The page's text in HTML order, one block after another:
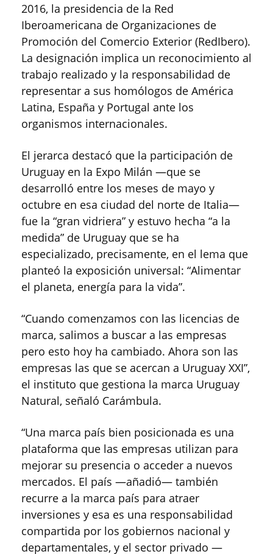
2016, la presidencia de la Red
Iberoamericana de Organizaciones de
Promoción del Comercio Exterior (RedIbero).
La designación implica un reconocimiento al
trabajo realizado y la responsabilidad de
representar a sus homólogos de América
Latina, España y Portugal ante los
organismos internacionales.
El jerarca destacó que la participación de
Uruguay en la Expo Milán —que se
desarrolló entre los meses de mayo y
octubre en esa ciudad del norte de Italia—
fue la “gran vidriera” y estuvo hecha “a la
medida” de Uruguay que se ha
especializado, precisamente, en el lema que
planteó la exposición universal: “Alimentar
el planeta, energía para la vida”.
“Cuando comenzamos con las licencias de
marca, salimos a buscar a las empresas
pero esto hoy ha cambiado. Ahora son las
empresas las que se acercan a Uruguay XXI”,
el instituto que gestiona la marca Uruguay
Natural, señaló Carámbula.
“Una marca país bien posicionada es una
plataforma que las empresas utilizan para
mejorar su presencia o acceder a nuevos
mercados. El país —añadió— también
recurre a la marca país para atraer
inversiones y esa es una responsabilidad
compartida por los gobiernos nacional y
departamentales, y el sector privado —